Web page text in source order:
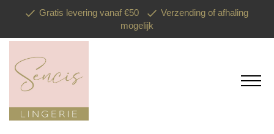
Gratis levering vanaf €50
Verzending of afhaling
mogelijk